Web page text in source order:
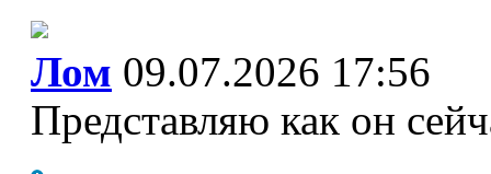
Лом 09.07.2026 17:56
Представляю как он